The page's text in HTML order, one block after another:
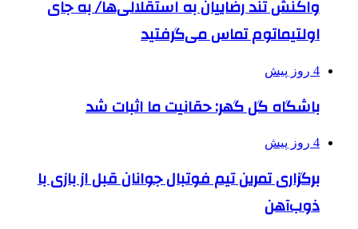
واکنش تند رضاییان به استقلالی‌ها/ به جای
اولتیماتوم تماس می‌گرفتید
4 روز پیش
باشگاه گل گهر: حقانیت ما اثبات شد
4 روز پیش
برگزاری تمرین تیم فوتبال جوانان قبل از بازی با
ذوب‌آهن